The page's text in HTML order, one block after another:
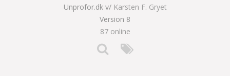
Unprofor.dk v/ Karsten F. Gryet
Version 8
87 online